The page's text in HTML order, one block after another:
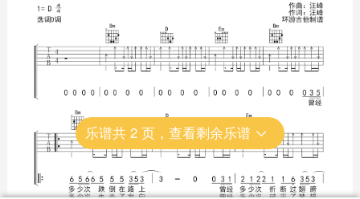
乐谱共 2页，查看剩余乐谱